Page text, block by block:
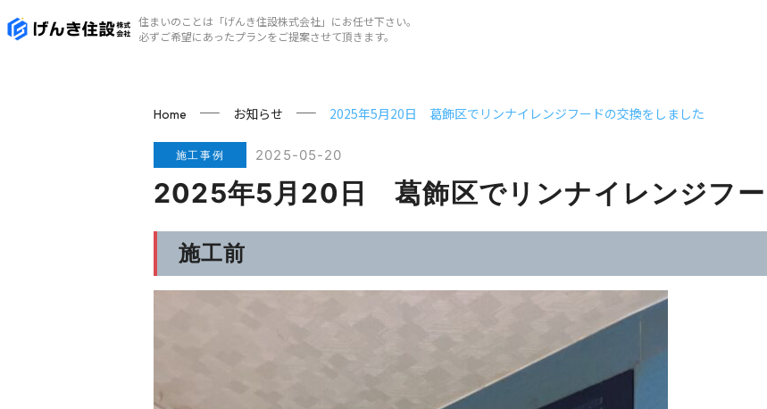
住まいのことは「げんき住設株式会社」にお任せ下さい。
必ずご希望にあったプランをご提案させて頂きます。
Home お知らせ 2025年5月20日 葛飾区でリンナイレンジフードの交換をしました
施工事例 2025-05-20
2025年5月20日 葛飾区でリンナイレンジフー
施工前